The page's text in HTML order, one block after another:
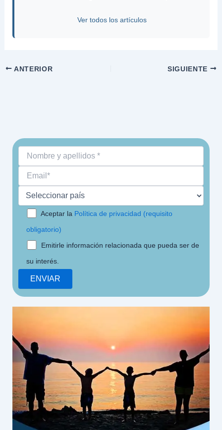
Ver todos los artículos
ANTERIOR SIGUIENTE
Aceptar la Política de privacidad (requisito
obligatorio)
Emitirle información relacionada que pueda ser de
su interés.